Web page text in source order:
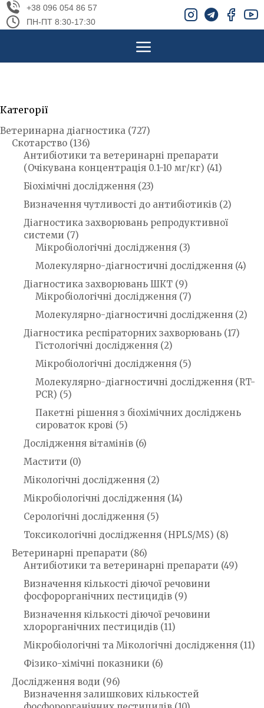
+38 096 054 86 57
ПН-ПТ 8:30-17:30
Категорії
Ветеринарна діагностика (727)
Скотарство (136)
Антибіотики та ветеринарні препарати
(Очікувана концентрація 0.1-10 мг/кг) (41)
Біохімічні дослідження (23)
Визначення чутливості до антибіотиків (2)
Діагностика захворювань репродуктивної
системи (7)
Мікробіологічні дослідження (3)
Молекулярно-діагностичні дослідження (4)
Діагностика захворювань ШКТ (9)
Мікробіологічні дослідження (7)
Молекулярно-діагностичні дослідження (2)
Діагностика респіраторних захворювань (17)
Гістологічні дослідження (2)
Мікробіологічні дослідження (5)
Молекулярно-діагностичні дослідження (RT-
PCR) (5)
Пакетні рішення з біохімічних досліджень
сироваток крові (5)
Дослідження вітамінів (6)
Мастити (0)
Мікологічні дослідження (2)
Мікробіологічні дослідження (14)
Серологічні дослідження (5)
Токсикологічні дослідження (HPLS/MS) (8)
Ветеринарні препарати (86)
Антибіотики та ветеринарні препарати (49)
Визначення кількості діючої речовини
фосфорорганічних пестицидів (9)
Визначення кількості діючої речовини
хлорорганічних пестицидів (11)
Мікробіологічні та Мікологічні дослідження (11)
Фізико-хімічні показники (6)
Дослідження води (96)
Визначення залишкових кількостей